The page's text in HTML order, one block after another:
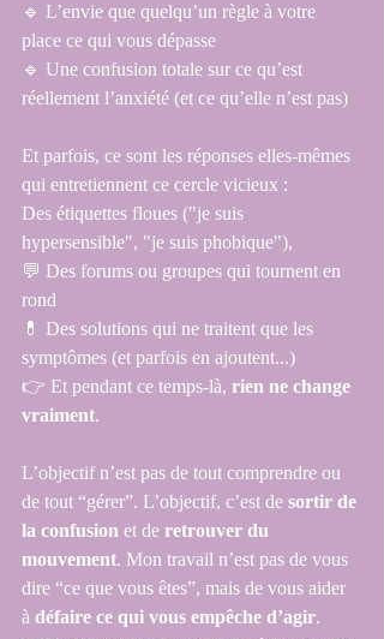
🔹 L’envie que quelqu’un règle à votre
place ce qui vous dépasse
🔹 Une confusion totale sur ce qu’est
réellement l’anxiété (et ce qu’elle n’est pas)
Et parfois, ce sont les réponses elles-mêmes
qui entretiennent ce cercle vicieux :
Des étiquettes floues ("je suis
hypersensible", "je suis phobique"),
💬 Des forums ou groupes qui tournent en
rond
💊 Des solutions qui ne traitent que les
symptômes (et parfois en ajoutent...)
👉 Et pendant ce temps-là, rien ne change
vraiment.
L’objectif n’est pas de tout comprendre ou
de tout “gérer”. L’objectif, c’est de sortir de
la confusion et de retrouver du
mouvement. Mon travail n’est pas de vous
dire “ce que vous êtes”, mais de vous aider
à défaire ce qui vous empêche d’agir.